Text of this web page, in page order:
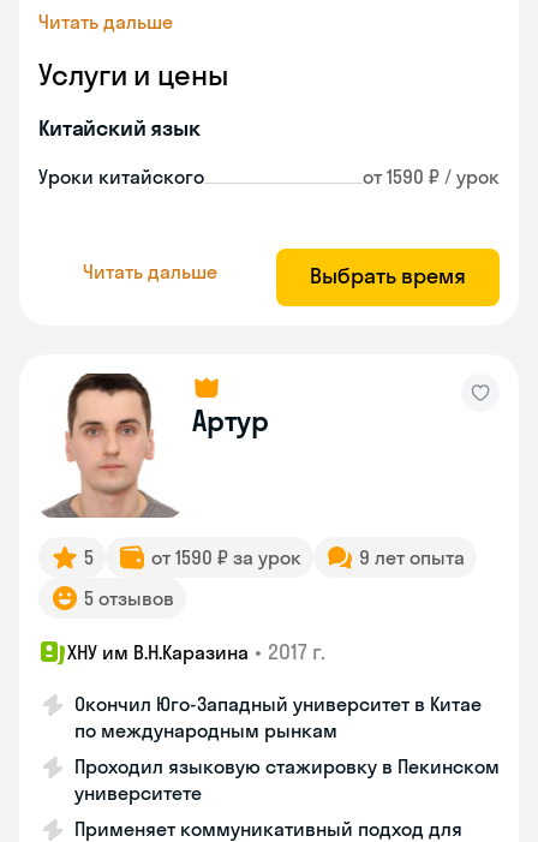
Читать дальше
Услуги и цены
Китайский язык
Уроки китайского от 1590 ₽ / урок
Читать дальше Выбрать время
Артур
5 от 1590 ₽ за урок
9 лет опыта
5 отзывов
ХНУ им В.Н.Каразина • 2017 г.
Окончил Юго-Западный университет в Китае
по международным рынкам
Проходил языковую стажировку в Пекинском
университете
Применяет коммуникативный подход для